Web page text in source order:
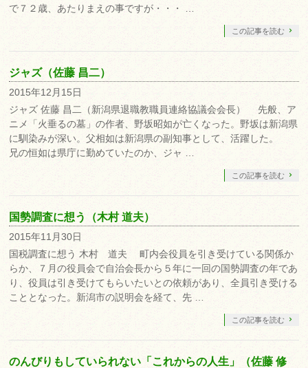
で７２歳、あたりまえの事ですが・・・ …
この記事を読む
ジャズ（佐藤 昌二）
2015年12月15日
ジャズ 佐藤 昌二（新潟県退職教職員連絡協議会会長） 先般、ア
ニメ「火垂るの墓」の作者、野坂昭如が亡くなった。野坂は新潟県
に馴染みが深い。父相如は新潟県の副知事として、活躍した。
兄の恒如は県庁に勤めていたのか、ジャ …
この記事を読む
国勢調査に想う（木村 道夫）
2015年11月30日
国税調査に想う 木村 道夫 町内会役員を引き受けている関係か
らか、７月の役員会で自治会長から５年に一回の国勢調査の年であ
り、役員は引き受けてもらいたいとの依頼があり、全員引き受ける
こととなった。新潟市の説明会を経て、先 …
この記事を読む
のんびりもしていられない「これからの人生」（佐藤 修